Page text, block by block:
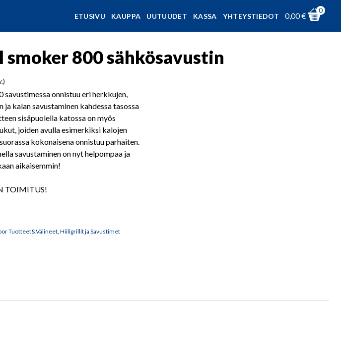
ETUSIVU KAUPPA UUTUUDET KASSA YHTEYSTIEDOT 0,00€
0
smoker 800 sähkösavustin
savustimessa onnistuu eri herkkujen,
ja kalan savustaminen kahdessa tasossa
sisäpuolella katossa on myös
joiden avulla esimerkiksi kalojen
kokonaisena onnistuu parhaiten.
savustaminen on nyt helpompaa ja
aikaisemmin!
TOIMITUS!
Tuotteet&Välineet, Hiiligrillit ja Savustimet